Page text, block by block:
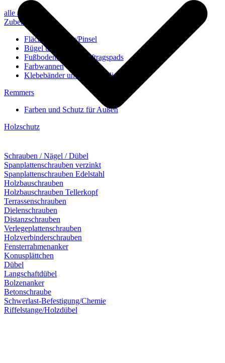
alle anzeigen
Zubehör
Flächenstreicher/Pinsel
Bügel und Rollen
Fußbodenbürsten/Auftragspads
Farbwannen
Klebebänder und Abdeckvlies
Remmers
Farben und Schutz für Außen
Holzschutz
Schrauben / Nägel / Dübel
Spanplattenschrauben verzinkt
Spanplattenschrauben Edelstahl
Holzbauschrauben
Holzbauschrauben Tellerkopf
Terrassenschrauben
Dielenschrauben
Distanzschrauben
Verlegeplattenschrauben
Holzverbinderschrauben
Fensterrahmenanker
Konusplättchen
Dübel
Langschaftdübel
Bolzenanker
Betonschraube
Schwerlast-Befestigung/Chemie
Riffelstange/Holzdübel